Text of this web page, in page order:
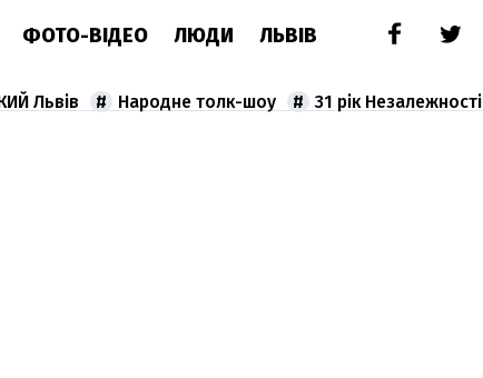
ФОТО-ВІДЕО ЛЮДИ ЛЬВІВ
Львів Народне толк-шоу 31 рік Незалежності